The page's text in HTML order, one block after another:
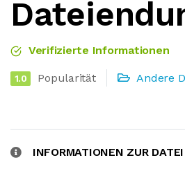
Verifizierte Informationen
1.0 Popularität Andere
INFORMATIONEN ZUR